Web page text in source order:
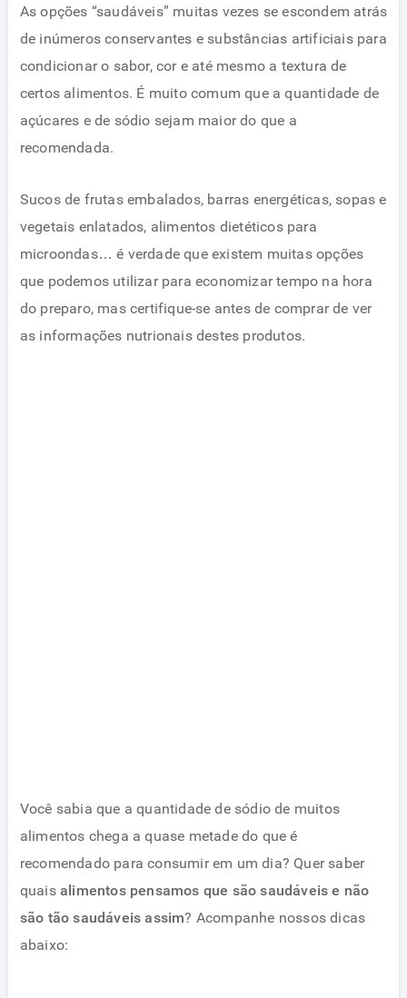
As opções “saudáveis” muitas vezes se escondem atrás
de inúmeros conservantes e substâncias artificiais para
condicionar o sabor, cor e até mesmo a textura de
certos alimentos. É muito comum que a quantidade de
açúcares e de sódio sejam maior do que a
recomendada.
Sucos de frutas embalados, barras energéticas, sopas e
vegetais enlatados, alimentos dietéticos para
microondas… é verdade que existem muitas opções
que podemos utilizar para economizar tempo na hora
do preparo, mas certifique-se antes de comprar de ver
as informações nutrionais destes produtos.
Você sabia que a quantidade de sódio de muitos
alimentos chega a quase metade do que é
recomendado para consumir em um dia? Quer saber
quais alimentos pensamos que são saudáveis e não
são tão saudáveis assim? Acompanhe nossos dicas
abaixo: